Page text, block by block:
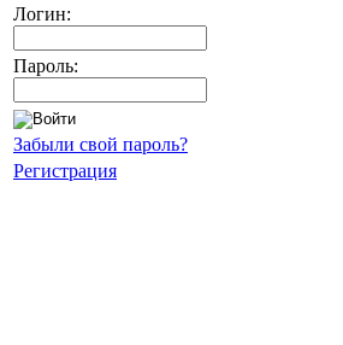
Логин:
Пароль:
Забыли свой пароль?
Регистрация